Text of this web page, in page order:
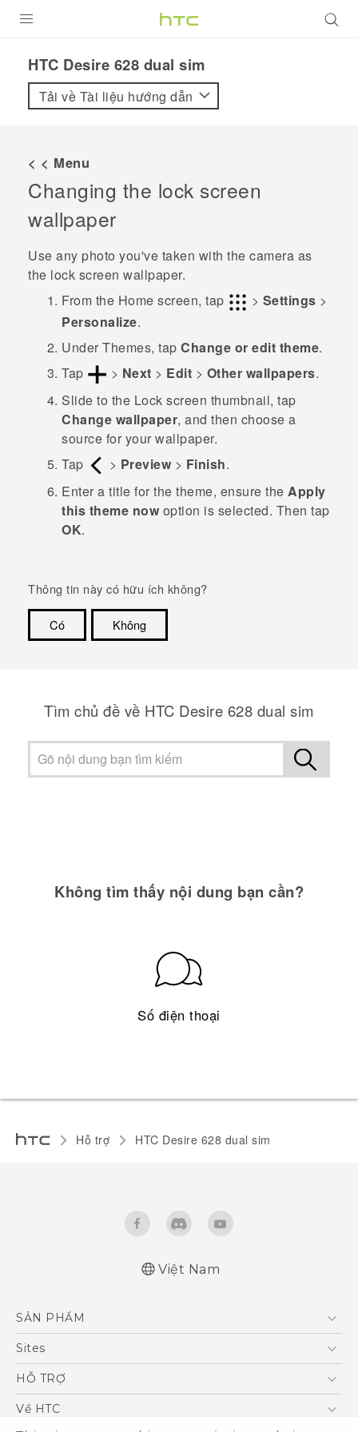
VIVE
VIVERSE
ỨNG DỤNG
HỖ TRỢ
HTC Desire 628 dual sim‎
Tải về Tài liệu hướng dẫn
< < Menu
Changing the lock screen
wallpaper
Use any photo you've taken with the camera as
the lock screen wallpaper.
From the Home screen, tap > Settings >
Personalize.
Under Themes, tap Change or edit theme.
Tap
> Next > Edit > Other wallpapers.
Slide to the Lock screen thumbnail, tap
Change wallpaper, and then choose a
source for your wallpaper.
Tap
> Preview > Finish.
Enter a title for the theme, ensure the Apply
this theme now option is selected. Then tap
OK.
Thông tin này có hữu ích không?
Có
Không
Tìm chủ đề về HTC Desire 628 dual sim
Không tìm thấy nội dung bạn cần?
Số điện thoại
Hỗ trợ HTC Desire 628 dual sim‎
Việt Nam
SẢN PHẨM
5G
Điện Thoại Thông Minh
VIVE
Sites
HTC Dev
HỖ TRỢ
Trung tâm hỗ trợ
Về HTC